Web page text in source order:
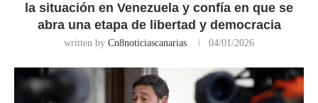
la situación en Venezuela y confía en que se
abra una etapa de libertad y democracia
written by Cn8noticiascanarias 04/01/2026